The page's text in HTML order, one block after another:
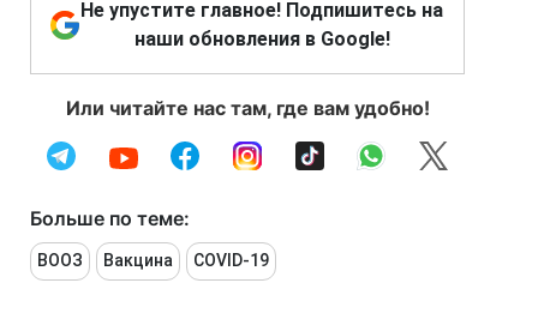
Не упустите главное! Подпишитесь на
наши обновления в Google!
Или читайте нас там, где вам удобно!
Больше по теме:
ВООЗ Вакцина COVID-19